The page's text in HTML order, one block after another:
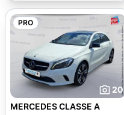
PRO
20
MERCEDES CLASSE A